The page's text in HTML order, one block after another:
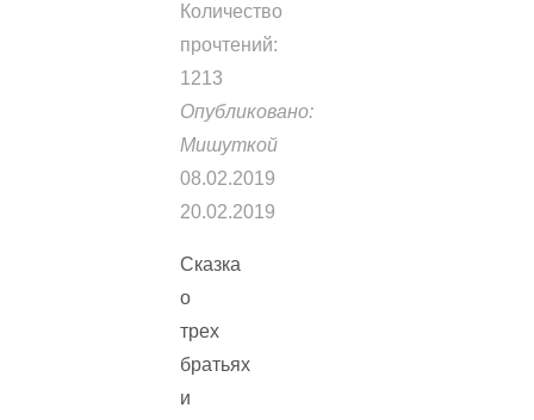
Количество
прочтений:
1213
Опубликовано:
Мишуткой
08.02.2019
20.02.2019
Сказка
о
трех
братьях
и